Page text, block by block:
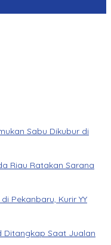
Sabu Dikubur di
Riau Ratakan Sarana
Pekanbaru, Kurir YY
Ditangkap Saat Jualan